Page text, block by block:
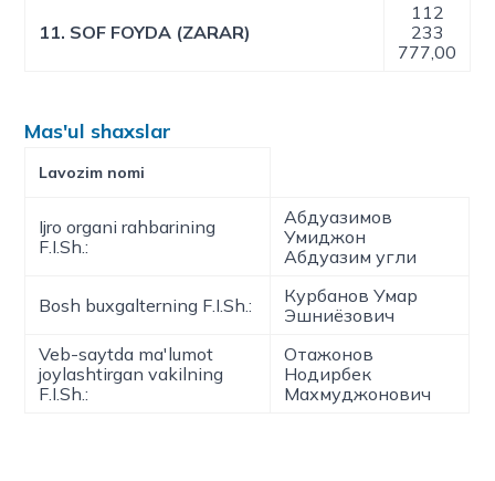
11. SOF FOYDA (ZARAR)
112
233
777,00
Mas'ul shaxslar
Lavozim nomi
Ijro organi rahbarining
F.I.Sh.:
Абдуазимов
Умиджон
Абдуазим угли
Bosh buxgalterning F.I.Sh.:
Курбанов Умар
Эшниёзович
Veb-saytda ma'lumot
joylashtirgan vakilning
F.I.Sh.:
Отажонов
Нодирбек
Махмуджонович